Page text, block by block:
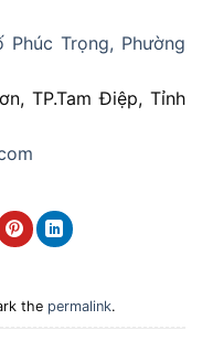
Phúc Trọng, Phường
TP.Tam Điệp, Tỉnh
the permalink.